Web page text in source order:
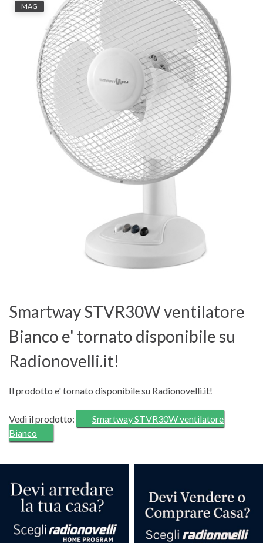
Smartway STVR30W ventilatore
Bianco e' tornato disponibile su
Radionovelli.it!
Il prodotto e' tornato disponibile su Radionovelli.it!
Vedi il prodotto:
Smartway STVR30W ventilatore
Bianco
MAG